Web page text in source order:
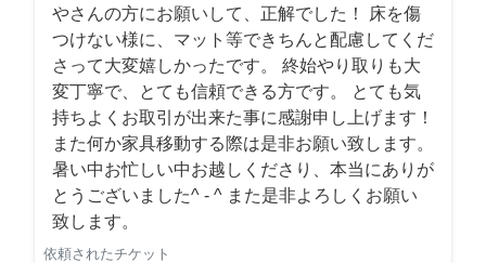
やさんの方にお願いして、正解でした！ 床を傷
つけない様に、マット等できちんと配慮してくだ
さって大変嬉しかったです。 終始やり取りも大
変丁寧で、とても信頼できる方です。 とても気
持ちよくお取引が出来た事に感謝申し上げます！
また何か家具移動する際は是非お願い致します。
暑い中お忙しい中お越しくださり、本当にありが
とうございました^ - ^ また是非よろしくお願い
致します。
依頼されたチケット